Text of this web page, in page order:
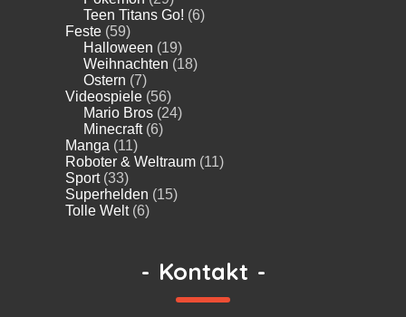
Teen Titans Go! (6)
Feste (59)
Halloween (19)
Weihnachten (18)
Ostern (7)
Videospiele (56)
Mario Bros (24)
Minecraft(6)
Manga (11)
Roboter & Weltraum (11)
Sport(33)
Superhelden (15)
Tolle Welt(6)
- Kontakt -